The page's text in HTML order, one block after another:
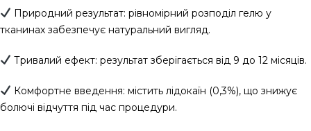
Природний результат: рівномірний розподіл гелю у
тканинах забезпечує натуральний вигляд.
Тривалий ефект: результат зберігається від 9 до 12 місяців.
Комфортне введення: містить лідокаїн (0,3%), що знижує
болючі відчуття під час процедури.